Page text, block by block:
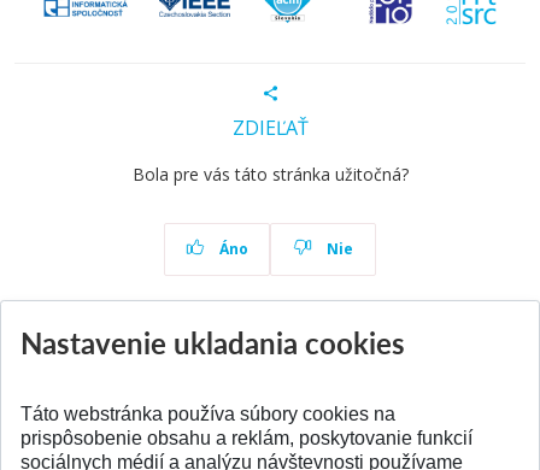
ZDIEĽAŤ
Bola pre vás táto stránka užitočná?
Áno Nie
Nastavenie ukladania cookies
Táto webstránka používa súbory cookies na
prispôsobenie obsahu a reklám, poskytovanie funkcií
sociálnych médií a analýzu návštevnosti používame